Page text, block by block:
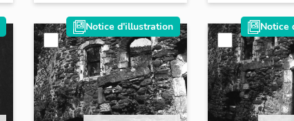
Notice d'illustration Notice